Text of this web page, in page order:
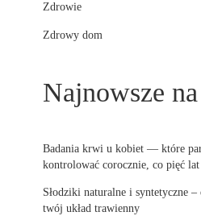
Zdrowie
Zdrowy dom
Najnowsze
Badania krwi u kobiet — które
kontrolować corocznie, co pięć
Słodziki naturalne i syntetyczne
twój układ trawienny